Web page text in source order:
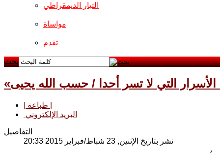
التيار الديمقراطي
مواساة
تقدم
بحث
الأسرار التي لا تسر أحدا / حسب الله يحيى
البريد الإلكتروني
التفاصيل
نشر بتاريخ الإثنين, 23 شباط/فبراير 2015 20:33